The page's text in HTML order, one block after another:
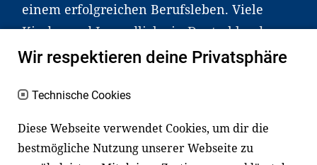
einem erfolgreichen Berufsleben. Viele
Kinder und Jugendliche in Deutschland
haben aber große Schwierigkeiten dabei.
an Familien sowie an Erzieher*innen,
Lehrer*innen und andere
Fachexpert*innen. Dafür arbeiten wir eng
Wir respektieren deine Privatsphäre
Technische Cookies
Diese Webseite verwendet Cookies, um dir die
bestmögliche Nutzung unserer Webseite zu